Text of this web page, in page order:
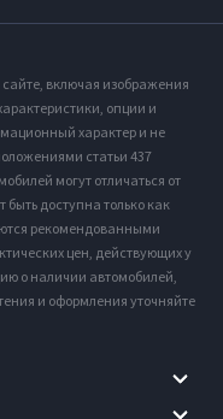
включая изображения
опции и
характер и не
статьи 437
могут отличаться от
доступна только как
рекомендованными
цен, действующих у
о наличии автомобилей,
и оформления уточняйте